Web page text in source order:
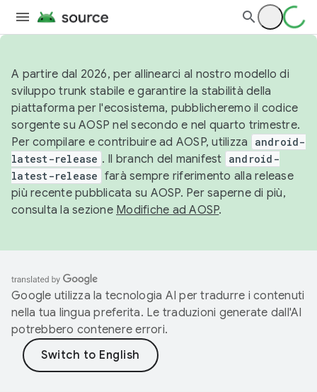
A partire dal 2026, per allinearci al nostro modello di
sviluppo trunk stabile e garantire la stabilità della
piattaforma per l'ecosistema, pubblicheremo il codice
sorgente su AOSP nel secondo e nel quarto trimestre.
Per compilare e contribuire ad AOSP, utilizza
android-
latest-release . Il branch del manifest android-
latest-release farà sempre riferimento alla release
più recente pubblicata su AOSP. Per saperne di più,
consulta la sezione Modifiche ad AOSP.
Google utilizza la tecnologia AI per tradurre i contenuti
nella tua lingua preferita. Le traduzioni generate dall'AI
potrebbero contenere errori.